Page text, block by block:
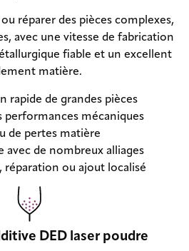
réparer des pièces complexes,
avec une vitesse de fabrication
fiable et un excellent
matière.
rapide de grandes pièces
performances mécaniques
de pertes matière
avec de nombreux alliages
réparation ou ajout localisé
DED laser poudre